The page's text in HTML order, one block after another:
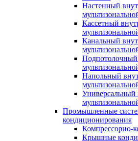
Настенный
Кассетный
Канальный
Напольный
Универсальный
Промышленные
кондиционирования
Компрессорно-
Крышные